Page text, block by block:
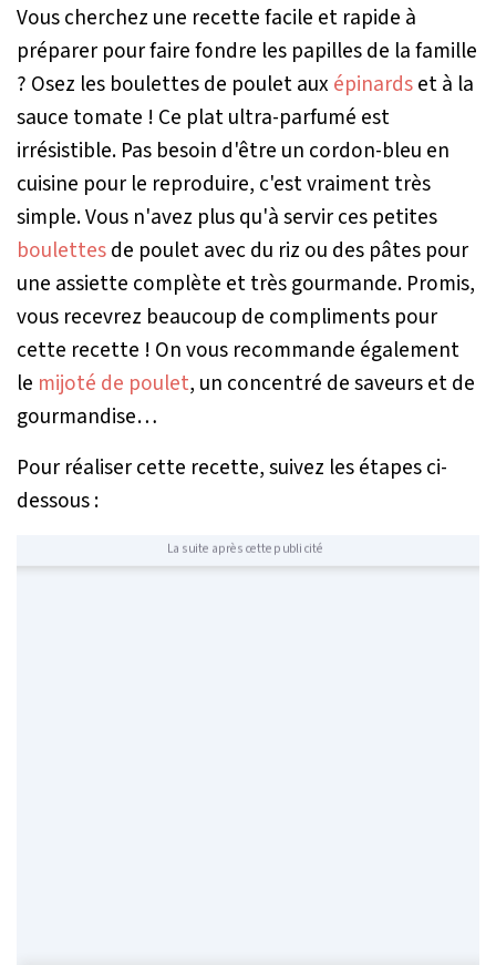
Vous cherchez une recette facile et rapide à
préparer pour faire fondre les papilles de la famille
? Osez les boulettes de poulet aux épinardset à la
sauce tomate ! Ce plat ultra-parfumé est
irrésistible. Pas besoin d'être un cordon-bleu en
cuisine pour le reproduire, c'est vraiment très
simple. Vous n'avez plus qu'à servir ces petites
boulettesde poulet avec du riz ou des pâtes pour
une assiette complète et très gourmande. Promis,
vous recevrez beaucoup de compliments pour
cette recette ! On vous recommande également
le mijoté de poulet, un concentré de saveurs et de
gourmandise…
Pour réaliser cette recette, suivez les étapes ci-
dessous :
La suite après cette publicité